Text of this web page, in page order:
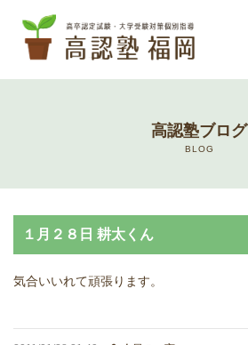
高認塾のご案内
講師紹介
高認塾ブログ
BLOG
１月２８日 耕太くん
気合いいれて頑張ります。